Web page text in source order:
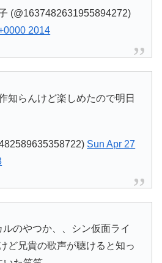
(@1637482631955894272)
2014
知らんけど楽しめたので明日
Sun Apr 27
のやつか、、シン仮面ライ
ど兄貴の歌声が聴けると知っ